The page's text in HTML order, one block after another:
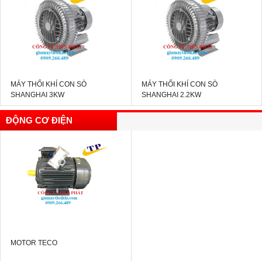
MÁY THỔI KHÍ CON SÒ
SHANGHAI 3KW
MÁY THỔI KHÍ CON SÒ
SHANGHAI 2.2KW
ĐỘNG CƠ ĐIỆN
MOTOR TECO